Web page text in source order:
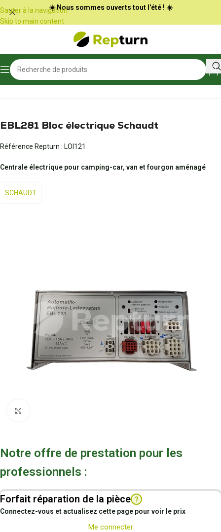
Panneau de gestion des cookies
Sauter à la navigation
Skip to main content
☀️ Nous sommes ouverts tout l'été ! ☀️
Accueil Bloc électrique et chargeur de batterie
EBL281 Bloc électrique Schaudt
Référence Repturn : LOI121
Centrale électrique pour camping-car, van et fourgon aménagé
SCHAUDT
Notre offre de prestation pour les
professionnels :
Forfait réparation de la pièce ?
Connectez-vous et actualisez cette page pour voir le prix
Me connecter